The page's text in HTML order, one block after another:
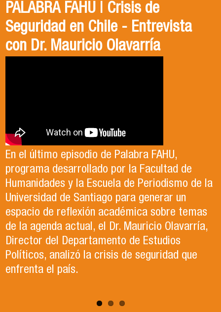
PALABRA FAHU | Crisis de
Seguridad en Chile - Entrevista
con Dr. Mauricio Olavarría
En el último episodio de Palabra FAHU,
programa desarrollado por la Facultad de
Humanidades y la Escuela de Periodismo de la
Universidad de Santiago para generar un
espacio de reflexión académica sobre temas
de la agenda actual, el Dr. Mauricio Olavarría,
Director del Departamento de Estudios
Políticos, analizó la crisis de seguridad que
enfrenta el país.
Egresados Internacionales en
Acción: Antonia Abarca
Antonia egresó de la Licenciatura en Estudios
Internacionales de la Universidad de Santiago
en el año 2023. Actualmente, trabaja en lo que
ella describe como el trabajo de sus sueños
en la Organización de las Naciones Unidas para
la Alimentación y la Agricultura (FAO).
Revive el XIV Congreso Chileno de
Ciencia Política 2023
El Departamento de Estudios Políticos, en
colaboración con la Asociación Chilena de
Ciencia Política (ACCP), fue el organizador del
exitoso Congreso que recientemente tuvo
lugar en la Universidad de Santiago. Durante el
evento, se llevaron a cabo paneles de
conversación, reflexión y debate sobre el
contexto político y académico nacional.
Puedes revisar los paneles en el apartado
"Congreso ACCP" de la página web.